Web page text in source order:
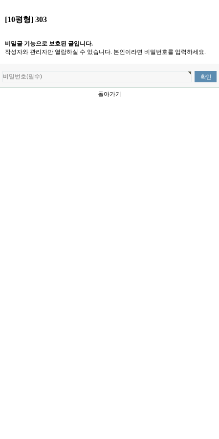
[10평형] 303
비밀글 기능으로 보호된 글입니다.
작성자와 관리자만 열람하실 수 있습니다. 본인이라면 비밀번호를 입력하세요.
돌아가기